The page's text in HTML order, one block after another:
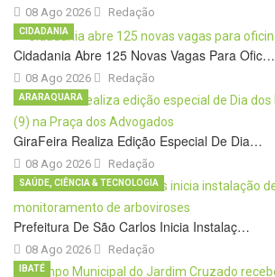
08 Ago 2026 Redação
Cidadania Abre 125 Novas Vagas Para Ofic…
08 Ago 2026
CIDADANIA
Redação
GiraFeira Realiza Edição Especial De Dia…
08 Ago 2026
ARARAQUARA
Redação
Prefeitura De São Carlos Inicia Instalaç…
08 Ago 2026
SAÚDE, CIÊNCIA & TECNOLOGIA
Redação
IBATÉ